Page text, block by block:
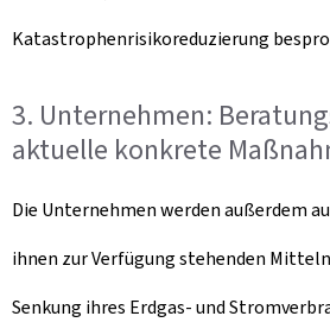
Katastrophenrisikoreduzierung
3. Unternehmen:
aktuelle konkrete
Die Unternehmen werden außerdem
ihnen zur Verfügung stehenden
Senkung ihres Erdgas- und